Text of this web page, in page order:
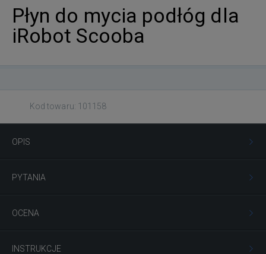
Płyn do mycia podłóg dla
iRobot Scooba
Kod towaru: 101158
OPIS
PYTANIA
OCENA
INSTRUKCJE